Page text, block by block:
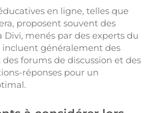
en ligne, telles que
proposent souvent des
Divi, menés par des experts du
incluent généralement des
forums de discussion et des
réponses pour un